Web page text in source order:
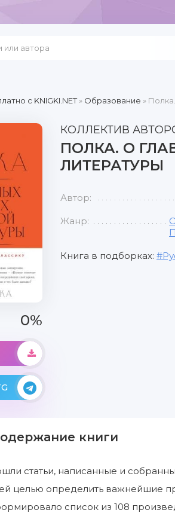
c KNIGKI.NET» Образование »
0%
КОЛЛЕКТИВ
ПОЛКА. О
ЛИТЕРАТУРЫ
Автор:
Жанр:
Книга в подборках:
книги
статьи, написанные и
целью определить важнейшие
список из 108